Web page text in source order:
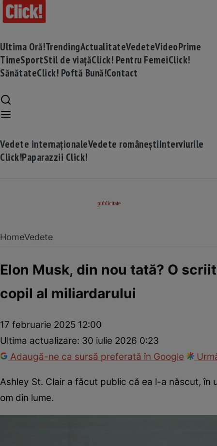
Ultima Oră!TrendingActualitateVedeteVideoPrime
TimeSportStil de viațăClick! Pentru FemeiClick!
SănătateClick! Poftă Bună!Contact
Vedete internaționaleVedete româneștiInterviurile
Click!Paparazzii Click!
HomeVedete
Elon Musk, din nou tată? O
copil al miliardarului
17 februarie 2025 12:00
Ultima actualizare: 30 iulie 2026 0:23
Adaugă-ne ca sursă preferată în Google
Ashley St. Clair a făcut public că ea l-a născut, în
om din lume.